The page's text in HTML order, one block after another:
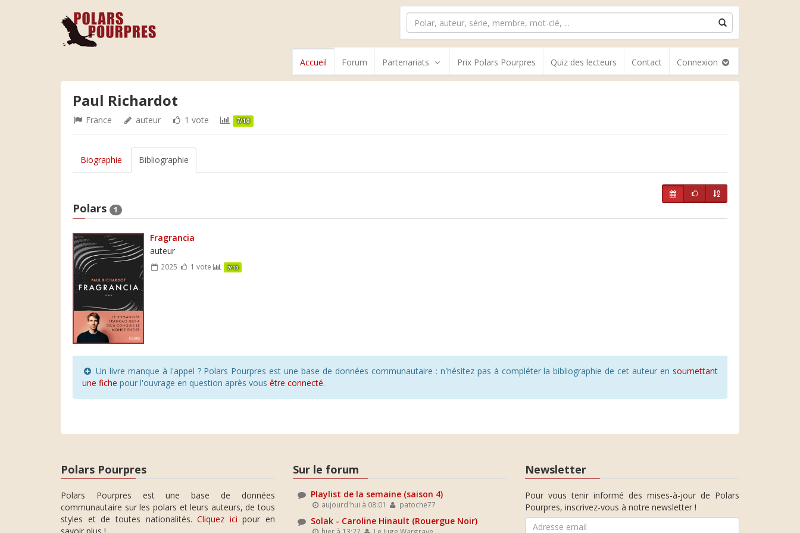
Accueil Forum Partenariats Prix Polars Pourpres Quiz des lecteurs Contact Connexion
Paul Richardot
France auteur 1 vote 7/10
Biographie Bibliographie
Polars 1
Fragrancia
auteur
2025 1 vote 7/10
Un livre manque à l'appel ? Polars Pourpres est une base de données communautaire : n'hésitez pas à compléter la bibliographie de cet auteur en soumettant
une fiche pour l'ouvrage en question après vous être connecté.
Polars Pourpres
Polars Pourpres est une base de données
communautaire sur les polars et leurs auteurs, de tous
styles et de toutes nationalités.Cliquez ici pour en
Sur le forum
Playlist de la semaine (saison 4)
aujourd'hui à 08:01 patoche77
Solak - Caroline Hinault (Rouergue Noir)
Newsletter
Pour vous tenir informé des mises-à-jour de Polars
Pourpres, inscrivez-vous à notre newsletter !